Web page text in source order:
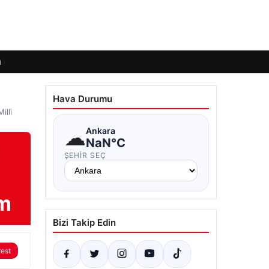
Hava Durumu
☁Ankara
NaN°C
ŞEHIR SEÇ
Bizi Takip Edin